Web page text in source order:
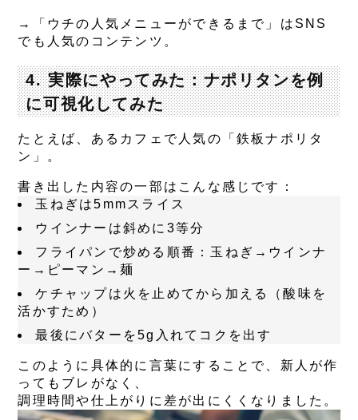
→「ウチの人気メニューができるまで」はSNS
でも人気のコンテンツ。
4. 実際にやってみた：ナポリタンを例
に可視化してみた
たとえば、あるカフェで人気の「鉄板ナポリタ
ン」。
書き出した内容の一部はこんな感じです：
玉ねぎは5mmスライス
ウインナーは斜めに3等分
フライパンで炒める順番：玉ねぎ→ウインナ
ー→ピーマン→麺
ケチャップは火を止めてから加える（酸味を
活かすため）
最後にバターを5g入れてコクを出す
このように具体的に言葉にすることで、新人が作
ってもブレがなく、
調理時間や仕上がりに差が出にくくなりました。